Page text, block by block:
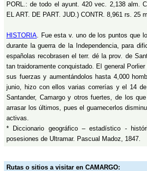
PORL.: de todo el ayunt. 420 vec. 2,138 alm.
EL ART. DE PART. JUD.) CONTR. 8,961 rs. 25
HISTORIA. Fue esta v. uno de los puntos que
durante la guerra de la Independencia, para
españolas recobrasen el terr. dé la prov. de
tan traidoramente conquistado. El general
sus fuerzas y aumentándolos hasta 4,000
junio, hizo con ellos varias correrías y el 14
Santander, Camargo y otros fuertes, de los
arrasar los últimos, pues el guarnecerlos
activas.
* Diccionario geográfico – estadístico -
posesiones de Ultramar. Pascual Madoz, 1847.
Rutas o sitios a visitar en CAMARGO: